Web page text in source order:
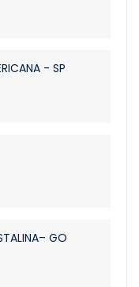
- SP
GO